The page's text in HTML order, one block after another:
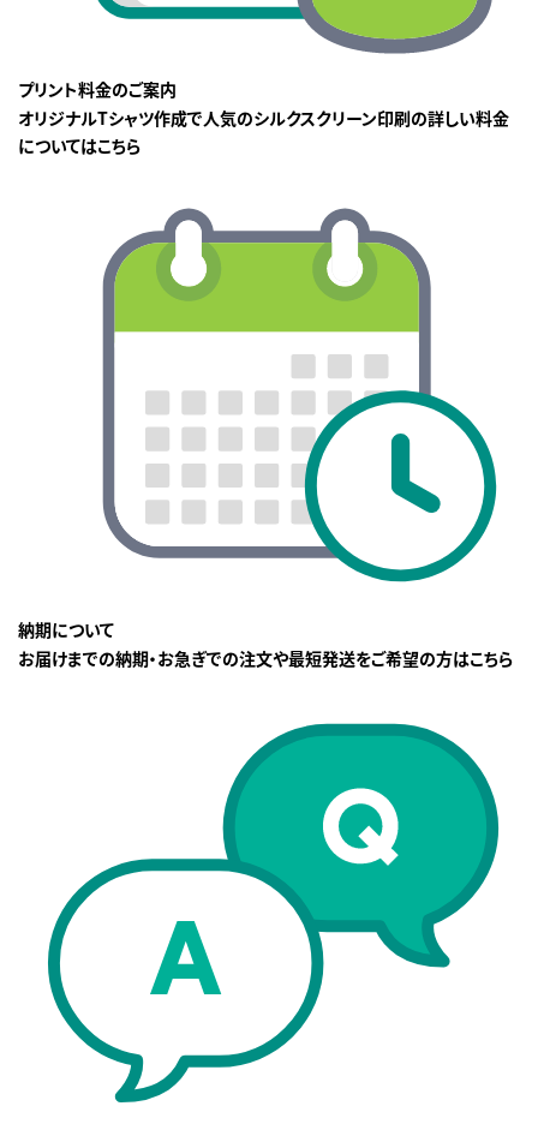
プリント料金のご案内
オリジナルTシャツ作成で人気のシルクスクリーン印刷の詳しい料金
についてはこちら
納期について
お届けまでの納期・お急ぎでの注文や最短発送をご希望の方はこちら